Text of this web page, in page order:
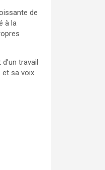
de
à la
travail
sa voix.